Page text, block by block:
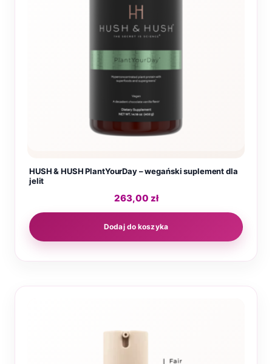
HUSH & HUSH PlantYourDay – wegański suplement dla
jelit
263,00 zł
Dodaj do koszyka